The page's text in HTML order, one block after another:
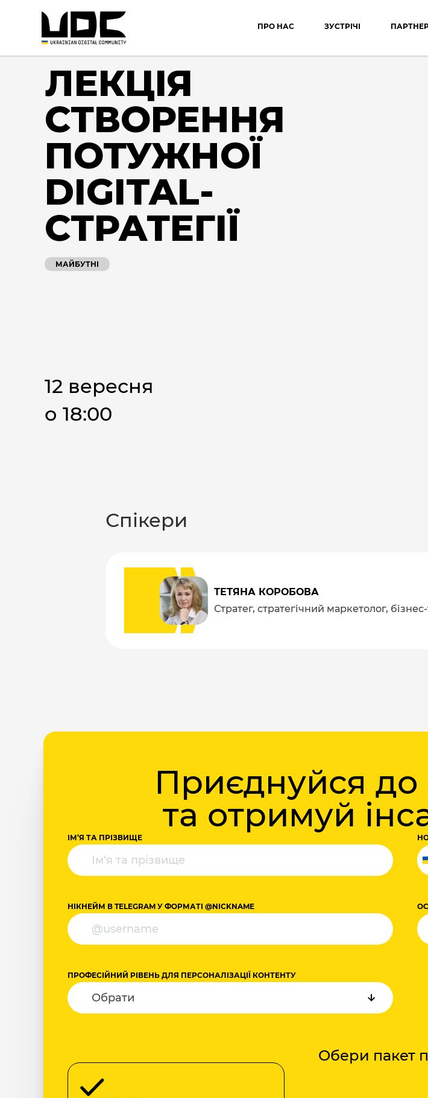
ПРО НАС ЗУСТРІЧІ
ЛЕКЦІЯ
СТВОРЕННЯ
ПОТУЖНОЇ
DIGITAL-
СТРАТЕГІЇ
МАЙБУТНІ
12 вересня
о 18:00
Спікери
ТЕТЯНА КОРОБОВА
Стратег, стратегічний маркетолог,
Приєднуйся до
та отримуй
ІМ‘Я ТА ПРІЗВИЩЕ
НІКНЕЙМ В TELEGRAM У ФОРМАТІ @NICKNAME
ПРОФЕСІЙНИЙ РІВЕНЬ ДЛЯ ПЕРСОНАЛІЗАЦІЇ КОНТЕНТУ
Обери пакет